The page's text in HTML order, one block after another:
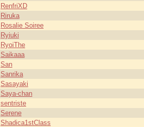
RenfriXD
Riruka
Rosalie Soiree
Ryiuki
RyoiThe
Saikaaa
San
Sanrika
Sasayaki
Saya-chan
sentriste
Serene
Shadica1stClass